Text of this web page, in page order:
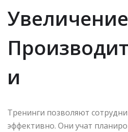
Увеличение
и
Тренинги позволяют
эффективно. Они учат